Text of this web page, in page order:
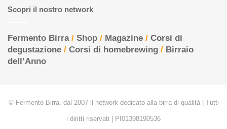
Scopri il nostro network
Fermento Birra/ Shop / Magazine / Corsi di
degustazione / Corsi di homebrewing / Birraio
dell’Anno
© Fermento Birra, dal 2007 il network dedicato alla birra di qualità | Tutti
i diritti riservati | PI01398190536